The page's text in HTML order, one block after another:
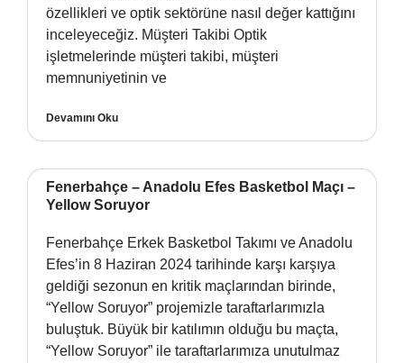
özellikleri ve optik sektörüne nasıl değer kattığını
inceleyeceğiz. Müşteri Takibi Optik
işletmelerinde müşteri takibi, müşteri
memnuniyetinin ve
Devamını Oku
Fenerbahçe – Anadolu Efes Basketbol Maçı –
Yellow Soruyor
Fenerbahçe Erkek Basketbol Takımı ve Anadolu
Efes’in 8 Haziran 2024 tarihinde karşı karşıya
geldiği sezonun en kritik maçlarından birinde,
“Yellow Soruyor” projemizle taraftarlarımızla
buluştuk. Büyük bir katılımın olduğu bu maçta,
“Yellow Soruyor” ile taraftarlarımıza unutulmaz